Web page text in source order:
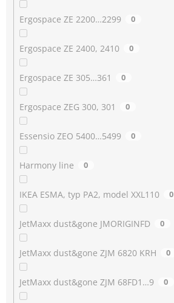
Ergospace ZE 2200…2299 0
Ergospace ZE 2400, 2410 0
Ergospace ZE 305…361 0
Ergospace ZEG 300, 301 0
Essensio ZEO 5400…5499 0
Harmony line 0
IKEA ESMA, typ PA2, model XXL110 0
JetMaxx dust&gone JMORIGINFD 0
JetMaxx dust&gone ZJM 6820 KRH 0
JetMaxx dust&gone ZJM 68FD1…9 0